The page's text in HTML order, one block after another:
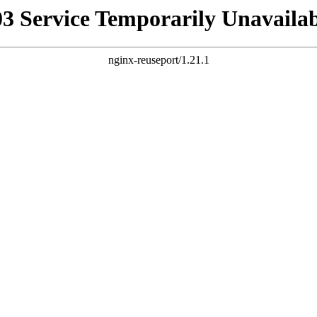
Service Temporarily
nginx-reuseport/1.21.1